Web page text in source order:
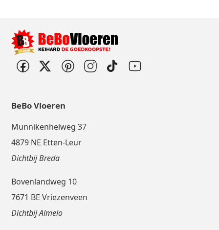
BeBo Vloeren
Munnikenheiweg 37
4879 NE Etten-Leur
Dichtbij Breda
Bovenlandweg 10
7671 BE Vriezenveen
Dichtbij Almelo